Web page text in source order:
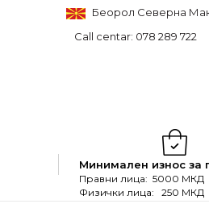
Беорол Северна
Call centar: 078 289 722
Минимален износ за
Правни лица: 5000 МКД
Физички лица: 250 МКД